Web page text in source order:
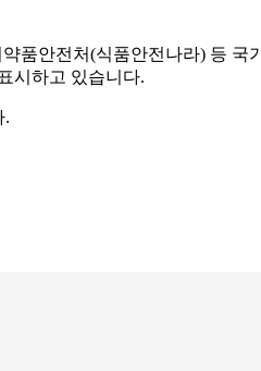
품안전처(식품안전나라) 등
시하고 있습니다.
.